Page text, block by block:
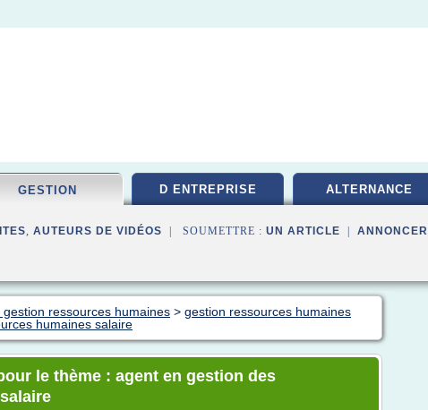
GESTION D ENTREPRISE ALTERNANCE
, AUTEURS DE VIDÉOS | SOUMETTRE : UN ARTICLE ANNONCER
ressources humaines > gestion ressources humaines
humaines salaire
le thème : agent en gestion des